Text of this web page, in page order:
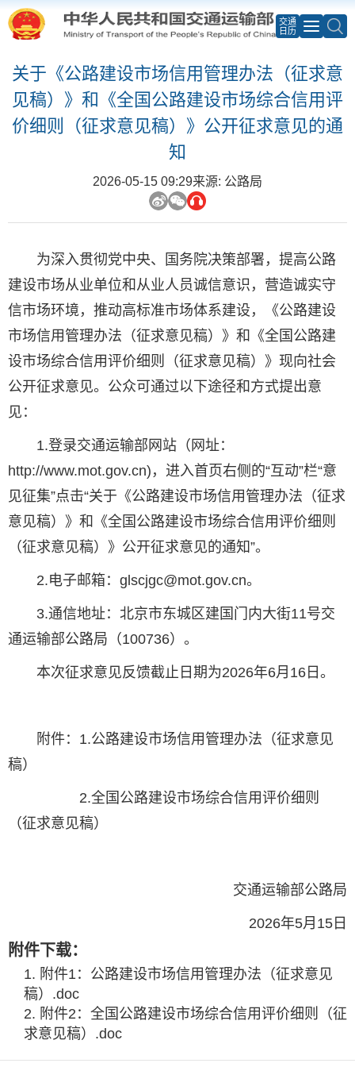
交通
日历
关于《公路建设市场信用管理办法（征求意
见稿）》和《全国公路建设市场综合信用评
价细则（征求意见稿）》公开征求意见的通
知
2026-05-15 09:29来源: 公路局
为深入贯彻党中央、国务院决策部署，提高公路
建设市场从业单位和从业人员诚信意识，营造诚实守
信市场环境，推动高标准市场体系建设，《公路建设
市场信用管理办法（征求意见稿）》和《全国公路建
设市场综合信用评价细则（征求意见稿）》现向社会
公开征求意见。公众可通过以下途径和方式提出意
见：
1.登录交通运输部网站（网址：
http://www.mot.gov.cn)，进入首页右侧的“互动”栏“意
见征集”点击“关于《公路建设市场信用管理办法（征求
意见稿）》和《全国公路建设市场综合信用评价细则
（征求意见稿）》公开征求意见的通知”。
2.电子邮箱：glscjgc@mot.gov.cn。
3.通信地址：北京市东城区建国门内大街11号交
通运输部公路局（100736）。
本次征求意见反馈截止日期为2026年6月16日。
附件：1.公路建设市场信用管理办法（征求意见
稿）
2.全国公路建设市场综合信用评价细则
（征求意见稿）
交通运输部公路局
2026年5月15日
附件下载：
附件1：公路建设市场信用管理办法（征求意见
稿）.doc
附件2：全国公路建设市场综合信用评价细则（征
求意见稿）.doc